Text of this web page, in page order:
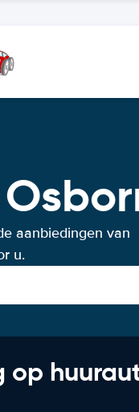
aanbiedingen van
u.
op